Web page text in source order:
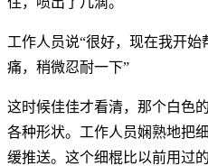
工作人员说“很好，现在我开
痛，稍微忍耐一下”
这时候佳佳才看清，那个白色
各种形状。工作人员娴熟地把
缓推送。这个细棍比以前用过